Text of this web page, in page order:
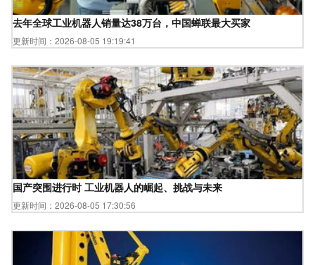
去年全球工业机器人销量达38万台，中国蝉联最大买家
更新时间：2026-08-05 19:19:41
国产突围进行时 工业机器人的崛起、挑战与未来
更新时间：2026-08-05 17:30:56